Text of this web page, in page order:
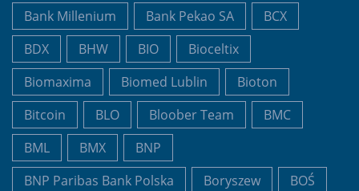
Bank Millenium
Bank Pekao SA
BCX
BDX
BHW BIO
Bioceltix
Biomaxima
Biomed Lublin
Bioton
Bitcoin
BLO Bloober Team
BMC
BML
BMX
BNP
BNP Paribas Bank Polska
Boryszew
BOŚ